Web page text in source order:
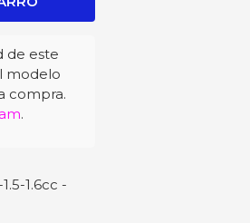
de este
modelo
compra.
.
1.6cc -